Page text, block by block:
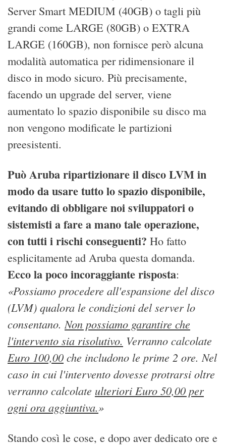
Server Smart MEDIUM (40GB) o tagli più
grandi come LARGE (80GB) o EXTRA
LARGE (160GB), non fornisce però alcuna
modalità automatica per ridimensionare il
disco in modo sicuro. Più precisamente,
facendo un upgrade del server, viene
aumentato lo spazio disponibile su disco ma
non vengono modificate le partizioni
preesistenti.
Può Aruba ripartizionare il disco LVM in
modo da usare tutto lo spazio disponibile,
evitando di obbligare noi sviluppatori o
sistemisti a fare a mano tale operazione,
con tutti i rischi conseguenti? Ho fatto
esplicitamente ad Aruba questa domanda.
Ecco la poco incoraggiante risposta:
«Possiamo procedere all'espansione del disco
(LVM) qualora le condizioni del server lo
consentano. Non possiamo garantire che
l'intervento sia risolutivo. Verranno calcolate
Euro 100,00 che includono le prime 2 ore. Nel
caso in cui l'intervento dovesse protrarsi oltre
verranno calcolate ulteriori Euro 50,00 per
ogni ora aggiuntiva.»
Stando così le cose, e dopo aver dedicato ore e